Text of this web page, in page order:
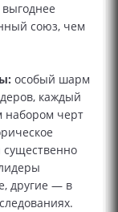
союз, чем
особый шарм
каждый
набором черт
существенно
другие — в